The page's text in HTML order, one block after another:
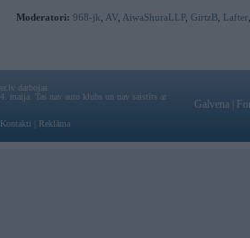
Moderatori: 968-jk AV AiwaShuraLLP, GirtzB Lafter
darbojas
maija. Tas nav auto klubs un nav saistīts ar
Kontakti Reklāma
Galvena